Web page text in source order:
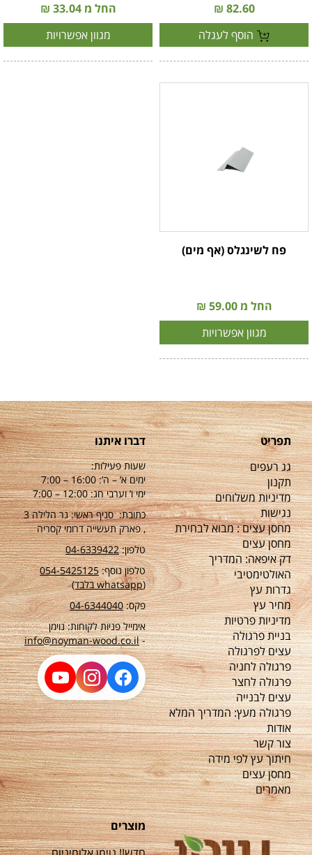
82.60 ₪
הוסף לעגלה
החל מ 33.04 ₪
מגוון אפשרויות
פח לשינגלס (אף מים)
החל מ 59.00 ₪
מגוון אפשרויות
דברו איתנו
שעות פעילות:
ימים א’ – ה’: 16:00 – 7:00
ימי ו’ וערבי חג: 12:00 – 7:00
כתובת: סניף ראשי: נר הלילה 3
, פארק תעשייה דרומי קסריה
טלפון:04-6339422
טלפון נוסף:
054-5425125
(whatsapp בלבד)
פקס:04-6344040
אימייל פניות לקוחות: נוימן
-
info@noyman-wood.co.il
תפריט
גג רעפים
תקנון
מדיניות משלוחים
נגישות
מחסן עצים : מבוא לבחירת
מחסן עצים
דק איפאה: המדריך
האולטימטיבי
גדרות עץ
מחיר עץ
מדיניות פרטיות
בניית פרגולה
עצים לפרגולה
פרגולה לחניה
פרגולה לחצר
עצים לבנייה
פרגולה מעץ: המדריך המלא
אודות
צור קשר
חיתוך עץ לפי מידה
מחסן עצים
מאמרים
מוצרים